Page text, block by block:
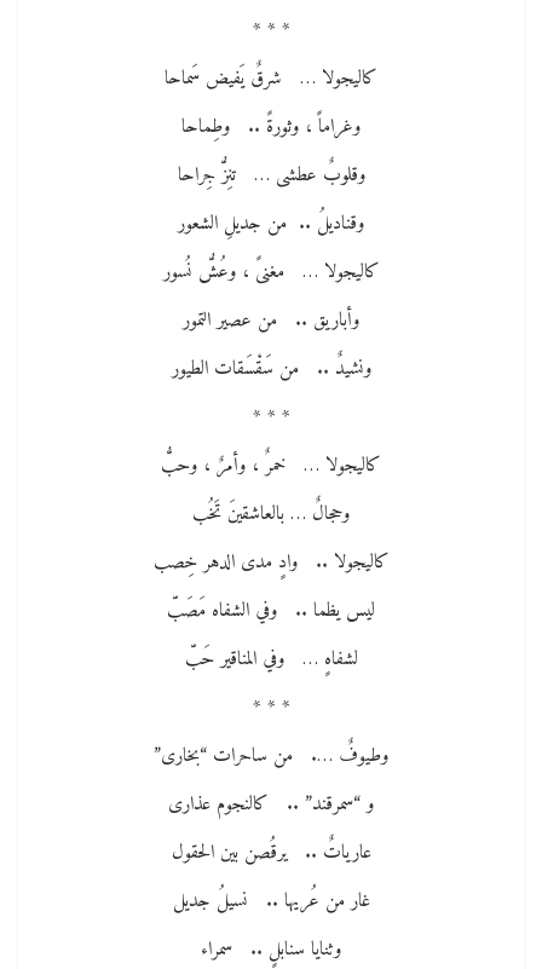
* * *
كاليجولا … شرقٌ يَفيض سَماحا
وغراماً ، وثورةً .. وطِماحا
وقلوبٌ عطشى … تنِزُّ جِراحا
وقناديلُ .. من جديلِ الشعور
كاليجولا … مغنىً ، وعُشُّ نُسور
وأباريق .. من عصير التمور
ونشيدٌ .. من سَقْسَقات الطيور
* * *
كاليجولا … خمرٌ ، وأمرٌ ، وحبُّ
وحجالٌ … بالعاشقينَ تَخُب
كاليجولا .. وادٍ مدى الدهر خِصب
ليس يظما .. وفي الشفاه مَصَبّ
لشفاهٍ … وفي المناقير حَبّ
* * *
وطيوفٌ …. من ساحرات “بخارى”
و “سمرقند” .. كالنجوم عذارى
عارياتٌ .. يرقُصن بين الحقول
غار من عُريها .. نسيلُ جديل
وثنايا سنابلٍ .. سمراء